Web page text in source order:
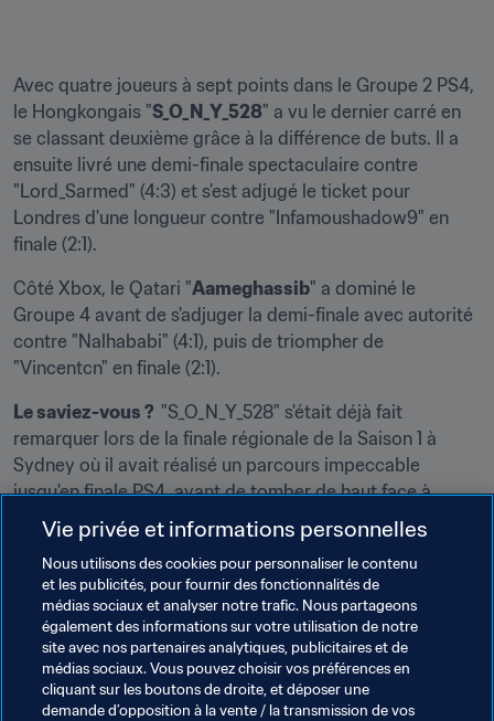
Avec quatre joueurs à sept points dans le Groupe 2 PS4,
le Hongkongais "S_O_N_Y_528" a vu le dernier carré en
se classant deuxième grâce à la différence de buts. Il a
ensuite livré une demi-finale spectaculaire contre
"Lord_Sarmed" (4:3) et s'est adjugé le ticket pour
Londres d'une longueur contre "Infamoushadow9" en
finale (2:1).
Côté Xbox, le Qatari "Aameghassib" a dominé le
Groupe 4 avant de s'adjuger la demi-finale avec autorité
contre "Nalhababi" (4:1), puis de triompher de
"Vincentcn" en finale (2:1).
Le saviez-vous ? "S_O_N_Y_528" s'était déjà fait
remarquer lors de la finale régionale de la Saison 1 à
Sydney où il avait réalisé un parcours impeccable
jusqu'en finale PS4, avant de tomber de haut face à
l'ancien champion du monde Abdulaziz “MrD0ne”
Alshehri. Il s'était également qualifié pour la finale
régionale de la Saison 2 à Vancouver, où il avait réalisé
un parcours honorable. La troisième fut la bonne au
Qatar avec un aller direct pour Londres !
Le programme 28 et 29 juillet : Finale Régionale
"Amériques" de la Saison 3 (Los Angeles)
Vie privée et informations personnelles
Nous utilisons des cookies pour personnaliser le contenu
et les publicités, pour fournir des fonctionnalités de
médias sociaux et analyser notre trafic. Nous partageons
également des informations sur votre utilisation de notre
site avec nos partenaires analytiques, publicitaires et de
médias sociaux. Vous pouvez choisir vos préférences en
cliquant sur les boutons de droite, et déposer une
demande d’opposition à la vente / la transmission de vos